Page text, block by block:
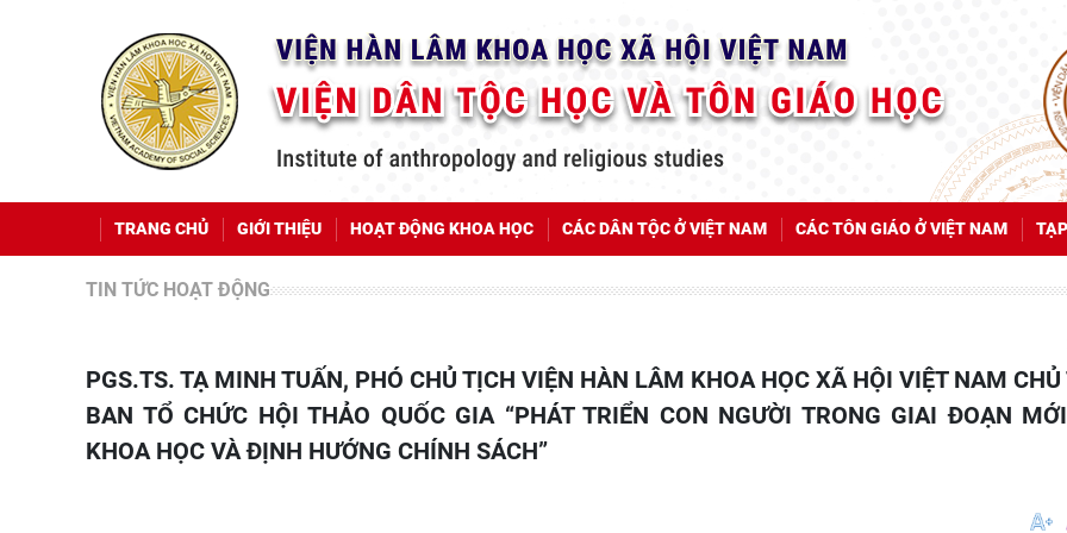
TRANG CHỦ GIỚI THIỆU HOẠT ĐỘNG KHOA HỌC CÁC DÂN TỘC Ở VIỆT NAM CÁC TÔN GIÁO Ở VIỆT NAM
TIN TỨC HOẠT ĐỘNG
PGS.TS. TẠ MINH TUẤN, PHÓ CHỦ TỊCH VIỆN HÀN LÂM KHOA HỌC XÃ HỘI VIỆT NAM CHỦ TRÌ HỌP
BAN TỔ CHỨC HỘI THẢO QUỐC GIA “PHÁT TRIỂN CON NGƯỜI TRONG GIAI ĐOẠN
KHOA HỌC VÀ ĐỊNH HƯỚNG CHÍNH SÁCH”